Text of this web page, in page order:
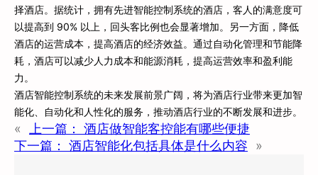
择酒店。据统计，拥有先进智能控制系统的酒店，客人的满意度可
以提高到 90% 以上，回头客比例也会显著增加。另一方面，降低
酒店的运营成本，提高酒店的经济效益。通过自动化管理和节能降
耗，酒店可以减少人力成本和能源消耗，提高运营效率和盈利能
力。
酒店智能控制系统的未来发展前景广阔，将为酒店行业带来更加智
能化、自动化和人性化的服务，推动酒店行业的不断发展和进步。
« 上一篇：
酒店做智能客控能有哪些便捷
下一篇：
酒店智能化包括具体是什么内容 »